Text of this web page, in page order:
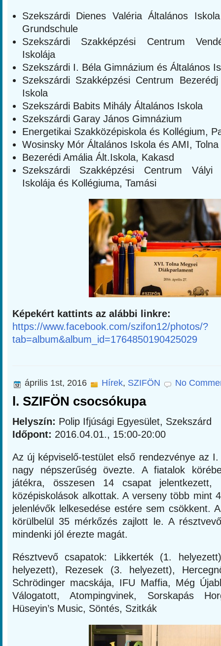
Szekszárdi Dienes Valéria Általános
Grundschule
Szekszárdi Szakképzési Centrum
Iskolája
Szekszárdi I. Béla Gimnázium és Általános
Szekszárdi Szakképzési Centrum
Iskola
Szekszárdi Babits Mihály Általános Iskola
Szekszárdi Garay János Gimnázium
Energetikai Szakközépiskola és Kollégium,
Wosinsky Mór Általános Iskola és AMI, Tolna
Bezerédi Amália Ált.Iskola, Kakasd
Szekszárdi Szakképzési Centrum Vályi
Iskolája és Kollégiuma, Tamási
Képekért kattints az alábbi linkre:
https://www.facebook.com/szifon12/photos/?
tab=album&album_id=1764850190425029
április 1st, 2016 Hírek, SZIFÖN No
l. SZIFÖN csocsókupa
Helyszín: Polip Ifjúsági Egyesület, Szekszárd
Időpont: 2016.04.01., 15:00-20:00
Az új képviselő-testület első rendezvénye az
nagy népszerűség övezte. A fiatalok
játékra, összesen 14 csapat jelentkezett,
középiskolások alkottak. A verseny több mint
jelenlévők lelkesedése estére sem csökkent.
körülbelül 35 mérkőzés zajlott le. A
mindenki jól érezte magát.
Résztvevő csapatok: Likkerték (1.
helyezett), Rezesek (3. helyezett),
Schrödinger macskája, IFU Maffia, Még
Válogatott, Atompingvinek, Sorskapás
Hüseyin’s Music, Söntés, Szitkák